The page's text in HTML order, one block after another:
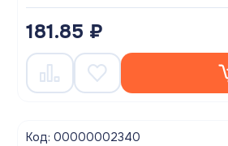
181.85 ₽
Код: 00000002340